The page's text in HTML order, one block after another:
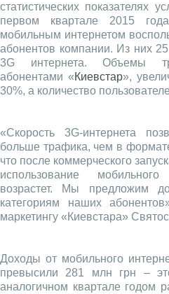
статистических показателях
первом квартале 2015
мобильным интернетом
абонентов компании. Из них
3G интернета. Объемы
абонентами «Киевстар»,
30%, а количество
«Скорость 3G-интернета
больше трафика, чем в
что после коммерческого
использование
возрастет. Мы предложим
категориям наших
маркетингу «Киевстара»
Доходы от мобильного
превысили 281 млн грн –
аналогичном квартале годом